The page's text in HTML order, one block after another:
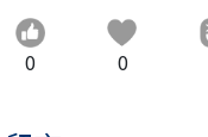
0 0